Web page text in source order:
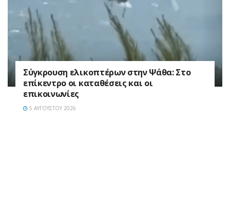
Σύγκρουση ελικοπτέρων στην Ψάθα: Στο
επίκεντρο οι καταθέσεις και οι
επικοινωνίες
5 ΑΥΓΟΎΣΤΟΥ 2026